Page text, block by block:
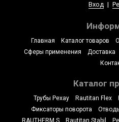
Вход |
Главная Каталог товаров
Сферы применения
Доставка
Каталог
Трубы Рехау Rautitan Flex
Фиксаторы поворота
RAUTHERM S
Rautitan Stabil